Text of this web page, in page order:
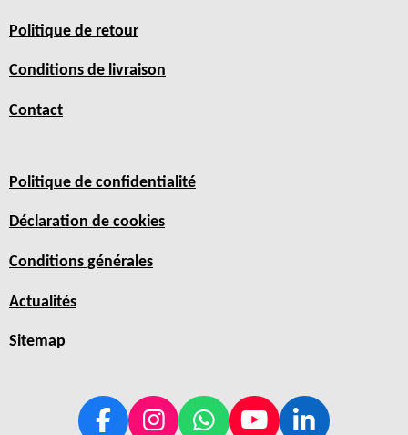
Politique de retour
Conditions de livraison
Contact
Politique de confidentialité
Déclaration de cookies
Conditions générales
Actualités
Sitemap
F
I
W
Y
L